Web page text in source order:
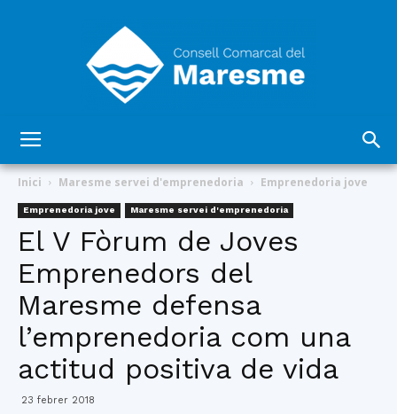
Comarcal
del
Inici Maresme servei d'emprenedoria Emprenedoria jove
Emprenedoria jove Maresme servei d'emprenedoria
El V Fòrum de Joves
Emprenedors del
Maresme defensa
l’emprenedoria com una
actitud positiva de vida
23 febrer 2018